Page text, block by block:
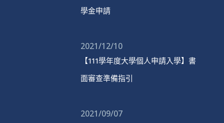
學金申請
2021/12/10
【111學年度大學個人申請入學】書
面審查準備指引
2021/09/07